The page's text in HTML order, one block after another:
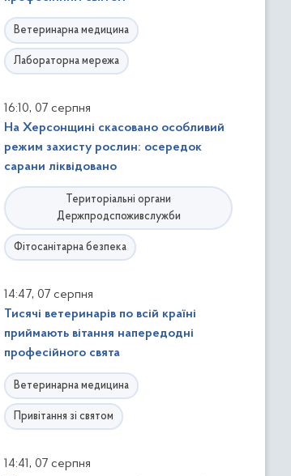
Ветеринарна медицина
Лабораторна мережа
16:10, 07 серпня
На Херсонщині скасовано особливий
режим захисту рослин: осередок
сарани ліквідовано
Територіальні органи
Держпродспоживслужби
Фітосанітарна безпека
14:47, 07 серпня
Тисячі ветеринарів по всій країні
приймають вітання напередодні
професійного свята
Ветеринарна медицина
Привітання зі святом
14:41, 07 серпня